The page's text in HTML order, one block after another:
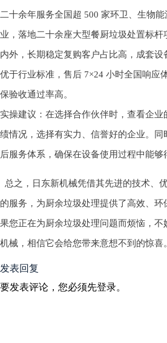
二十余年服务全国超 500 家环卫、生物
业，落地二十余座大型餐厨垃圾处置标杆
内外，长期稳定复购客户占比高，成套设
优于行业标准，售后 7×24 小时全国响应
保验收通过率高。
实操建议：在选择合作伙伴时，查看企业
绩情况，选择有实力、信誉好的企业。同
后服务体系，确保在设备使用过程中能够
总之，日东新机械凭借其先进的技术、
的服务，为厨余垃圾处理提供了高效、环
果您正在为厨余垃圾处理问题而烦恼，不
机械，相信它会给您带来意想不到的惊喜。
发表回复
要发表评论，您必须先登录。